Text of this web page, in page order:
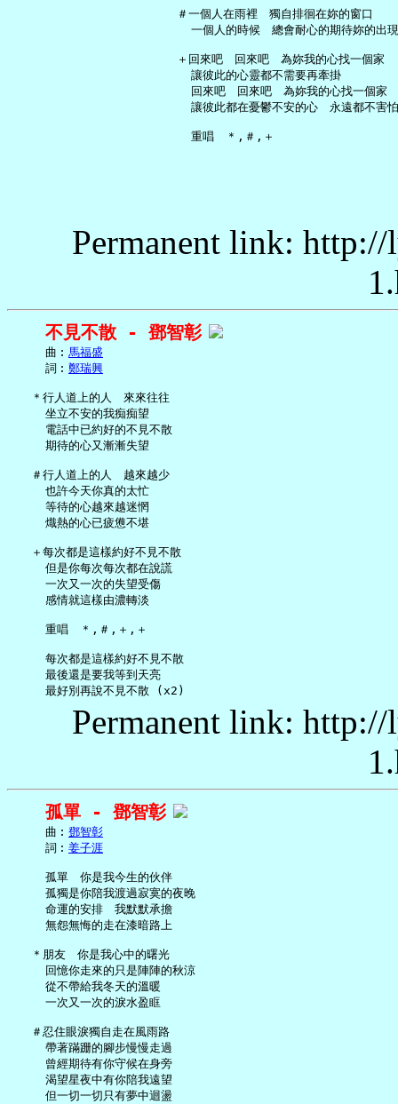
   ＃一個人在雨裡　獨自排徊在妳的窗口
     一個人的時候　總會耐心的期待妳的出現
   ＋回來吧　回來吧　為妳我的心找一個家
     讓彼此的心靈都不需要再牽掛
     回來吧　回來吧　為妳我的心找一個家
     讓彼此都在憂鬱不安的心　永遠都不害怕
Permanent link:
不見不散 - 鄧智彰
     曲︰
馬福盛
     詞︰
鄭瑞興
   ＊行人道上的人　來來往往
     坐立不安的我痴痴望
     電話中已約好的不見不散
     期待的心又漸漸失望
   ＃行人道上的人　越來越少
     也許今天你真的太忙
     等待的心越來越迷惘
     熾熱的心已疲憊不堪
   ＋每次都是這樣約好不見不散
     但是你每次每次都在說謊
     一次又一次的失望受傷
     感情就這樣由濃轉淡
     重唱　＊,＃,＋,＋
     每次都是這樣約好不見不散
     最後還是要我等到天亮
Permanent link:
孤單 - 鄧智彰
     曲︰
鄧智彰
     詞︰
姜子涯
     孤單　你是我今生的伙伴
     孤獨是你陪我渡過寂寞的夜晚
     命運的安排　我默默承擔
     無怨無悔的走在漆暗路上
   ＊朋友　你是我心中的曙光
     回憶你走來的只是陣陣的秋涼
     從不帶給我冬天的溫暖
     一次又一次的淚水盈眶
   ＃忍住眼淚獨自走在風雨路
     帶著蹣跚的腳步慢慢走過
     曾經期待有你守候在身旁
     渴望星夜中有你陪我遠望
     但一切一切只有夢中迴盪